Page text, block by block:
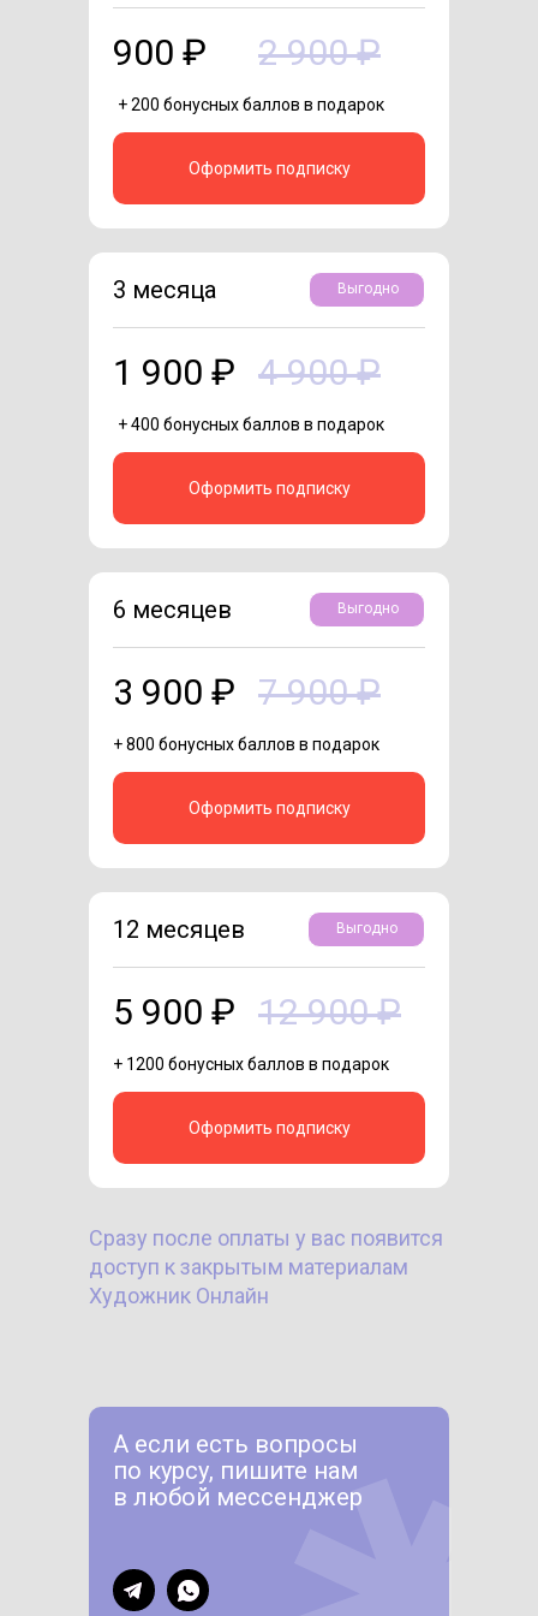
12 месяцев
+ 1200 бонусных баллов в подарок
12 900 ₽
5 900 ₽
Оформить подписку
Выгодно
6 месяцев
+ 800 бонусных баллов в подарок
7 900 ₽
3 900 ₽
Оформить подписку
Выгодно
3 месяца
+ 400 бонусных баллов в подарок
4 900 ₽
1 900 ₽
Оформить подписку
Выгодно
+ 200 бонусных баллов в подарок
2 900 ₽
900 ₽
Оформить подписку
Сразу после оплаты у вас появится
доступ к закрытым материалам
Художник Онлайн
А если есть вопросы
по курсу, пишите нам
в любой мессенджер